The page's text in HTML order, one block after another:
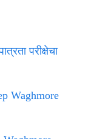
परीक्षेचा
Waghmore